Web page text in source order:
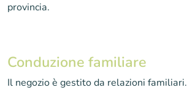
provincia.
Conduzione familiare
Il negozio è gestito da relazioni familiari.